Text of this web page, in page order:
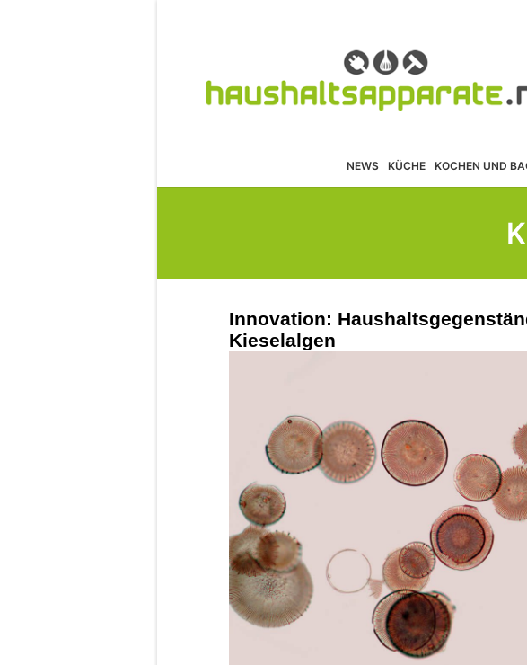
NEWS KÜCHE KOCHEN UND
Innovation:
Kieselalgen